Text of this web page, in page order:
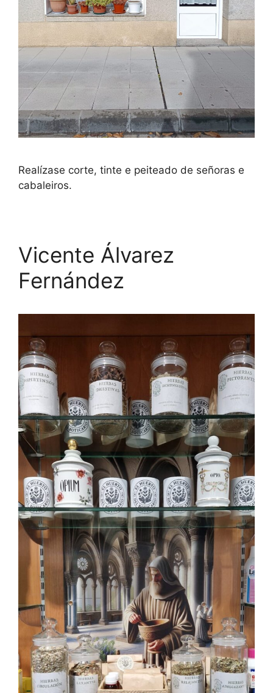
Realízase corte, tinte e peiteado de señoras e
cabaleiros.
Vicente Álvarez
Fernández